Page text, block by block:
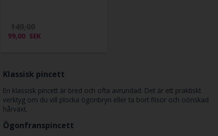
99,00 SEK
Klassisk pincett
En klassisk pincett är bred och ofta avrundad. Det är ett praktiskt
verktyg om du vill plocka ögonbryn eller ta bort flisor och oönskad
hårväxt.
Ögonfranspincett